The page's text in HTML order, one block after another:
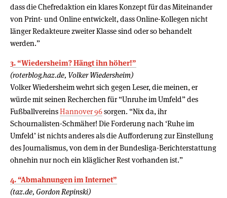
dass die Chefredaktion ein klares Konzept für das Miteinander
von Print- und Online entwickelt, dass Online-Kollegen nicht
länger Redakteure zweiter Klasse sind oder so behandelt
werden.”
3. “Wiedersheim? Hängt ihn höher!”
(roterblog.haz.de, Volker Wiedersheim)
Volker Wiedersheim wehrt sich gegen Leser, die meinen, er
würde mit seinen Recherchen für “Unruhe im Umfeld” des
FußballvereinsHannover 96sorgen. “Nix da, ihr
Schournalisten-Schmäher! Die Forderung nach ‘Ruhe im
Umfeld’ ist nichts anderes als die Aufforderung zur Einstellung
des Journalismus, von dem in der Bundesliga-Berichterstattung
ohnehin nur noch ein kläglicher Rest vorhanden ist.”
4. “Abmahnungen im Internet”
(taz.de, Gordon Repinski)